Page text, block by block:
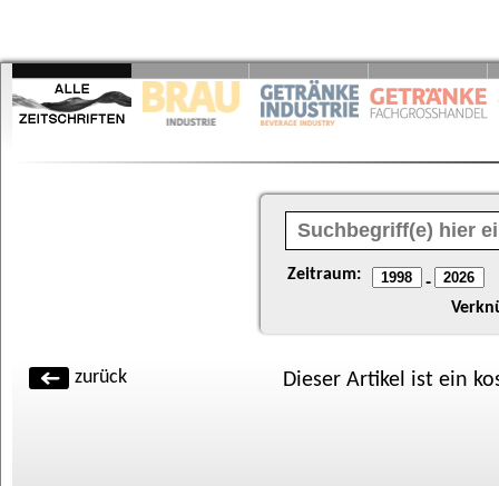
Zeitraum: -
zurück Dieser Artikel ist ein